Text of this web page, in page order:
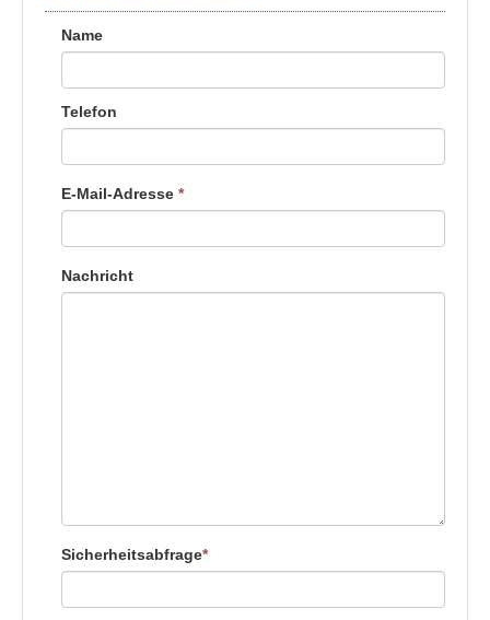
Name
Telefon
E-Mail-Adresse *
Nachricht
Sicherheitsabfrage*